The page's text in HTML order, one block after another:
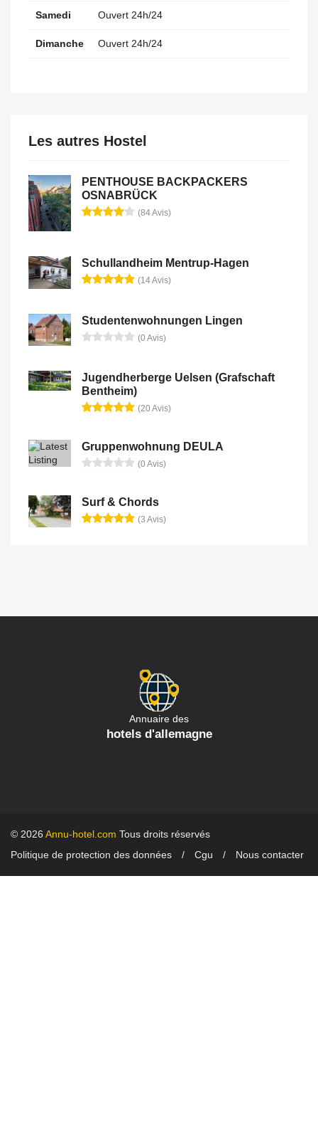
Samedi Ouvert 24h/24
Dimanche Ouvert 24h/24
Les autres Hostel
PENTHOUSE BACKPACKERS
OSNABRÜCK
(84 Avis)
Schullandheim Mentrup-Hagen
(14 Avis)
Studentenwohnungen Lingen
(0 Avis)
Jugendherberge Uelsen (Grafschaft
Bentheim)
(20 Avis)
Gruppenwohnung DEULA
(0 Avis)
Surf & Chords
(3 Avis)
Annuaire des
hotels d'allemagne
© 2026 Annu-hotel.com Tous droits réservés
Politique de protection des données
Cgu Nous contacter